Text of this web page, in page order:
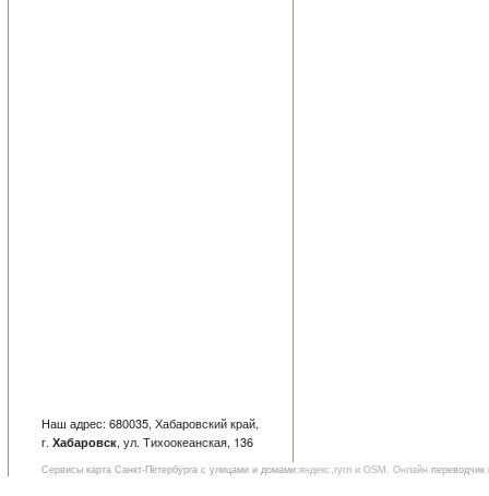
Наш адрес: 680035, Хабаровский край,
г. Хабаровск, ул. Тихоокеанская, 136
Сервисы карта Санкт-Петербурга с улицами и домами:яндекс,гугл и OSM. Онлайн переводчик